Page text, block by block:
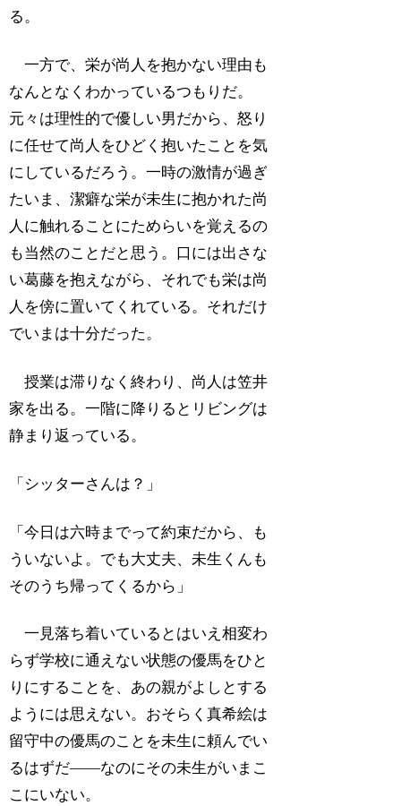
る。
一方で、栄が尚人を抱かない理由も
なんとなくわかっているつもりだ。
元々は理性的で優しい男だから、怒り
に任せて尚人をひどく抱いたことを気
にしているだろう。一時の激情が過ぎ
たいま、潔癖な栄が未生に抱かれた尚
人に触れることにためらいを覚えるの
も当然のことだと思う。口には出さな
い葛藤を抱えながら、それでも栄は尚
人を傍に置いてくれている。それだけ
でいまは十分だった。
授業は滞りなく終わり、尚人は笠井
家を出る。一階に降りるとリビングは
静まり返っている。
「シッターさんは？」
「今日は六時までって約束だから、も
ういないよ。でも大丈夫、未生くんも
そのうち帰ってくるから」
一見落ち着いているとはいえ相変わ
らず学校に通えない状態の優馬をひと
りにすることを、あの親がよしとする
ようには思えない。おそらく真希絵は
留守中の優馬のことを未生に頼んでい
るはずだ――なのにその未生がいまこ
こにいない。